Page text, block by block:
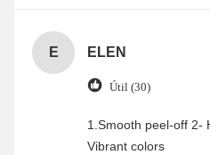
E ELEN
Útil (30)
1.Smooth peel-off 2-
Vibrant colors